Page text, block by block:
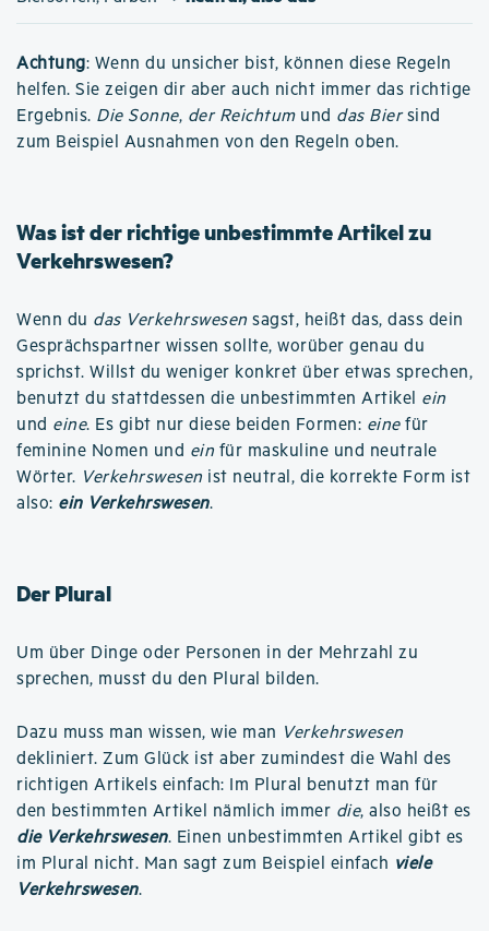
Achtung: Wenn du unsicher bist, können diese Regeln
helfen. Sie zeigen dir aber auch nicht immer das richtige
Ergebnis. Die Sonne, der Reichtumund das Biersind
zum Beispiel Ausnahmen von den Regeln oben.
Was ist der richtige unbestimmte Artikel zu
Verkehrswesen?
Wenn du das Verkehrswesen sagst, heißt das, dass dein
Gesprächspartner wissen sollte, worüber genau du
sprichst. Willst du weniger konkret über etwas sprechen,
benutzt du stattdessen die unbestimmten Artikel ein
und eine. Es gibt nur diese beiden Formen: einefür
feminine Nomen und ein für maskuline und neutrale
Wörter. Verkehrswesen ist neutral, die korrekte Form ist
also: ein Verkehrswesen.
Der Plural
Um über Dinge oder Personen in der Mehrzahl zu
sprechen, musst du den Plural bilden.
Dazu muss man wissen, wie man Verkehrswesen
dekliniert. Zum Glück ist aber zumindest die Wahl des
richtigen Artikels einfach: Im Plural benutzt man für
den bestimmten Artikel nämlich immer die, also heißt es
die Verkehrswesen. Einen unbestimmten Artikel gibt es
im Plural nicht. Man sagt zum Beispiel einfach viele
Verkehrswesen.